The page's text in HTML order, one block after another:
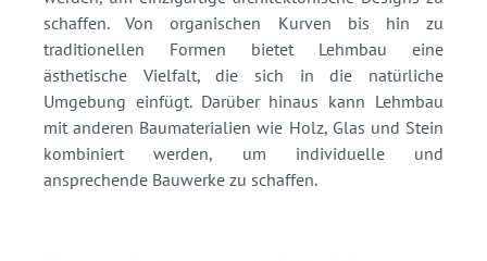
schaffen. Von organischen Kurven bis hin zu
traditionellen Formen bietet Lehmbau eine
ästhetische Vielfalt, die sich in die natürliche
Umgebung einfügt. Darüber hinaus kann Lehmbau
mit anderen Baumaterialien wie Holz, Glas und Stein
kombiniert werden, um individuelle und
ansprechende Bauwerke zu schaffen.